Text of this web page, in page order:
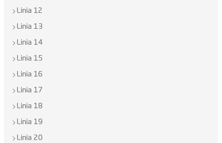
Linia 12
Linia 13
Linia 14
Linia 15
Linia 16
Linia 17
Linia 18
Linia 19
Linia 20